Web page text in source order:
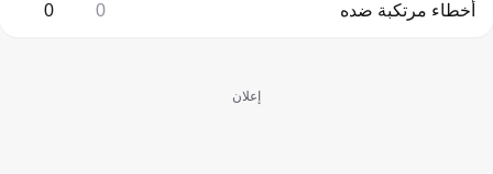
أخطاء مرتكبة ضده 0
0
إعلان